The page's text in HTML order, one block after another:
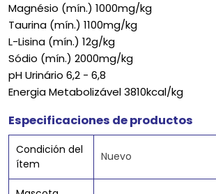
Magnésio (mín.) 1000mg/kg
Taurina (mín.) 1100mg/kg
L-Lisina (mín.) 12g/kg
Sódio (mín.) 2000mg/kg
pH Urinário 6,2 - 6,8
Energia Metabolizável 3810kcal/kg
Especificaciones de productos
Condición del
ítem
Nuevo